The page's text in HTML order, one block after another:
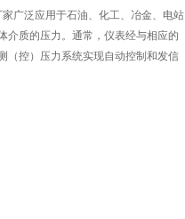
广泛应用于石油、化工、冶金、电站
介质的压力。通常，仪表经与相应的
（控）压力系统实现自动控制和发信